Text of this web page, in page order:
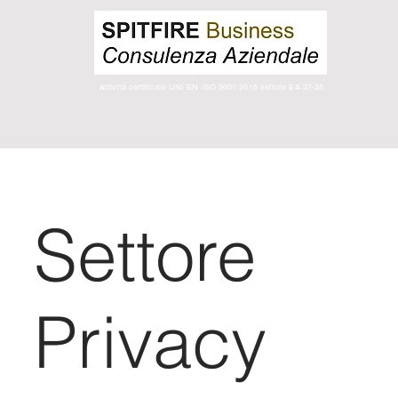
Attività certificate UNI EN ISO 9001:2015 settore EA 37-35
Settore
Privacy